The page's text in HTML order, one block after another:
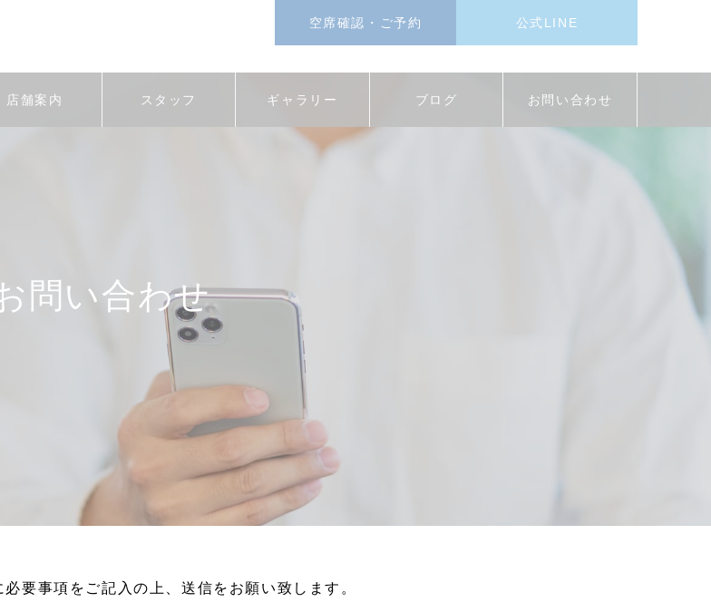
空席確認・ご予約 公式LINE
店舗案内 スタッフ ギャラリー ブログ お問い合わせ
問い合わせ
要事項をご記入の上、送信をお願い致します。